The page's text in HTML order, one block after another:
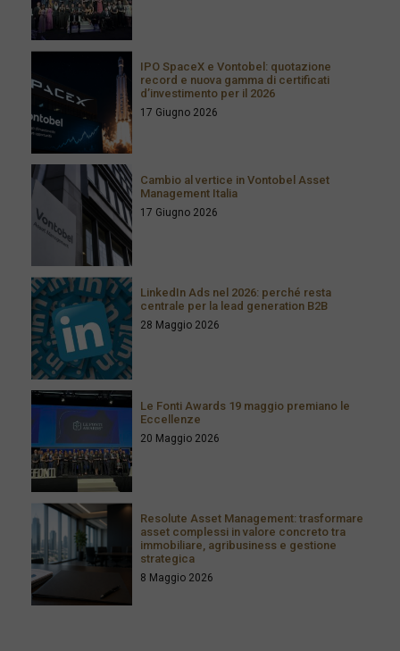
IPO SpaceX e Vontobel: quotazione
record e nuova gamma di certificati
d’investimento per il 2026
17 Giugno 2026
Cambio al vertice in Vontobel Asset
Management Italia
17 Giugno 2026
LinkedIn Ads nel 2026: perché resta
centrale per la lead generation B2B
28 Maggio 2026
Le Fonti Awards 19 maggio premiano le
Eccellenze
20 Maggio 2026
Resolute Asset Management: trasformare
asset complessi in valore concreto tra
immobiliare, agribusiness e gestione
strategica
8 Maggio 2026